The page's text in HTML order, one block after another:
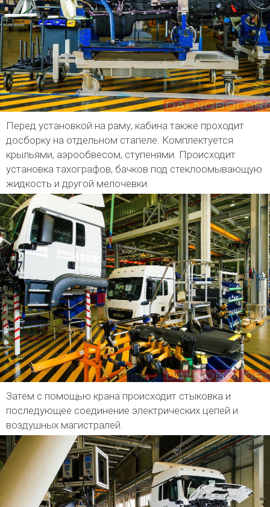
Перед установкой на раму, кабина также проходит
досборку на отдельном стапеле. Комплектуется
крыльями, аэрообвесом, ступенями. Происходит
установка тахографов, бачков под стеклоомывающую
жидкость и другой мелочевки.
Затем с помощью крана происходит стыковка и
последующее соединение электрических цепей и
воздушных магистралей.